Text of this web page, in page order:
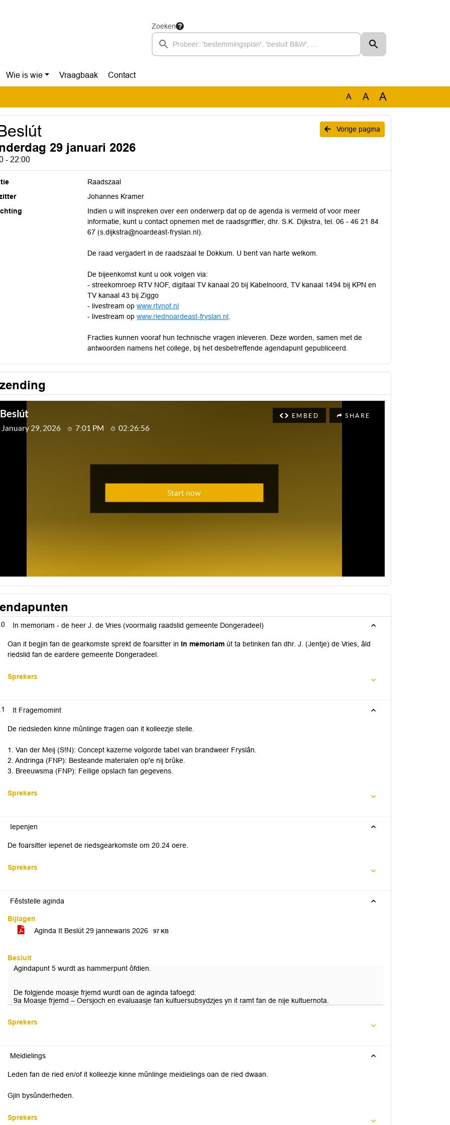
Zoeken
Wie is wie Vraagbaak Contact
A A A
Vorige pagina
29 januari 2026
- 22:00
Raadszaal
Johannes Kramer
Indien u wilt inspreken over een onderwerp dat op de agenda is vermeld of voor meer
informatie, kunt u contact opnemen met de raadsgriffier, dhr. S.K. Dijkstra, tel. 06 - 46 21 84
67 (s.dijkstra@noardeast-fryslan.nl).
De raad vergadert in de raadszaal te Dokkum. U bent van harte welkom.
De bijeenkomst kunt u ook volgen via:
- streekomroep RTV NOF, digitaal TV kanaal 20 bij Kabelnoord, TV kanaal 1494 bij KPN en
TV kanaal 43 bij Ziggo
- livestream opwww.rtvnof.nl
- livestream opwww.riednoardeast-fryslan.nl
Fracties kunnen vooraf hun technische vragen inleveren. Deze worden, samen met de
antwoorden namens het college, bij het desbetreffende agendapunt gepubliceerd.
In memoriam - de heer J. de Vries (voormalig raadslid gemeente Dongeradeel)
Oan it begjin fan de gearkomste sprekt de foarsitter in In memoriam út ta betinken fan dhr. J. (Jentje) de Vries, âld
riedslid fan de eardere gemeente Dongeradeel.
Sprekers
It Fragemomint
De riedsleden kinne mûnlinge fragen oan it kolleezje stelle.
1. Van der Meij (S!N): Concept kazerne volgorde tabel van brandweer Fryslân.
2. Andringa (FNP): Besteande materialen op'e nij brûke.
3. Breeuwsma (FNP): Feilige opslach fan gegevens.
Sprekers
Iepenjen
De foarsitter iepenet de riedsgearkomste om 20.24​ oere.
Sprekers
Fêststelle aginda
Bijlagen
Aginda It Beslút 29 jannewaris 2026
97 KB
Besluit
Agindapunt 5 wurdt as hammerpunt ôfdien.
De folgjende moasje frjemd wurdt oan de aginda tafoegd:
9a Moasje frjemd – Oersjoch en evaluaasje fan kultuersubsydzjes yn it ramt fan de nije kultuernota.
Sprekers
Meidielings
Leden fan de ried en/of it kolleezje kinne mûnlinge meidielings oan de ried dwaan.
Gjin bysûnderheden.
Sprekers